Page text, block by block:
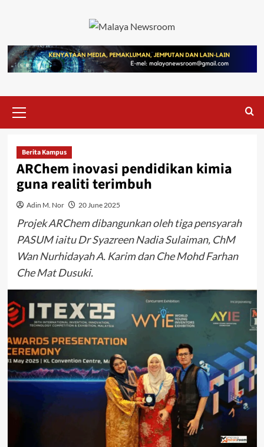
Berita Kampus
ARChem inovasi pendidikan kimia
guna realiti terimbuh
Adin M. Nor 20 June 2025
Projek ARChem dibangunkan oleh tiga pensyarah
PASUM iaitu Dr Syazreen Nadia Sulaiman, ChM
Wan Nurhidayah A. Karim dan Che Mohd Farhan
Che Mat Dusuki.